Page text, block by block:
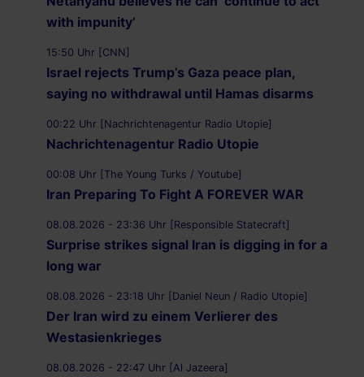
with impunity’
15:50 Uhr [CNN]
Israel rejects Trump’s Gaza peace plan,
saying no withdrawal until Hamas disarms
00:22 Uhr [Nachrichtenagentur Radio Utopie]
Nachrichtenagentur Radio Utopie
00:08 Uhr [The Young Turks / Youtube]
Iran Preparing To Fight A FOREVER WAR
08.08.2026 - 23:36 Uhr [Responsible Statecraft]
Surprise strikes signal Iran is digging in for a
long war
08.08.2026 - 23:18 Uhr [Daniel Neun / Radio Utopie]
Der Iran wird zu einem Verlierer des
Westasienkrieges
08.08.2026 - 22:47 Uhr [Al Jazeera]